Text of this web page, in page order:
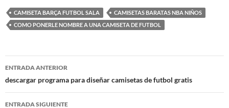
CAMISETA BARÇA FUTBOL SALA
CAMISETAS BARATAS NBA NIÑOS
COMO PONERLE NOMBRE A UNA CAMISETA DE FUTBOL
Navegación
de
entradas
ENTRADA ANTERIOR
descargar programa para diseñar camisetas de futbol gratis
ENTRADA SIGUIENTE